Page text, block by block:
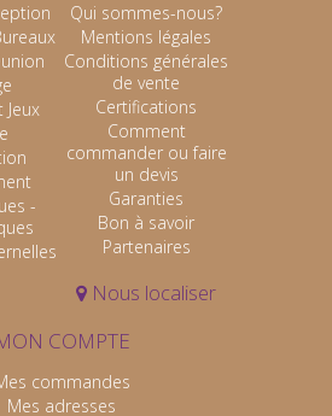
Jeux
-
Qui sommes-nous?
Mentions légales
Conditions générales
de vente
Certifications
Comment
commander ou faire
un devis
Garanties
Bon à savoir
Partenaires
Nous localiser
COMPTE
commandes
Mes adresses